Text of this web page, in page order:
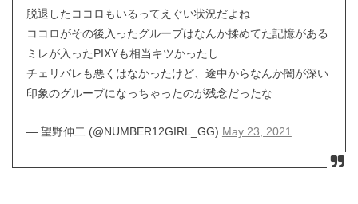
脱退したココロもいるってえぐい状況だよね
ココロがその後入ったグループはなんか揉めてた記憶がある
ミレが入ったPIXYも相当キツかったし
チェリバレも悪くはなかったけど、途中からなんか闇が深い
印象のグループになっちゃったのが残念だったな
— 望野伸二 (@NUMBER12GIRL_GG) May 23, 2021